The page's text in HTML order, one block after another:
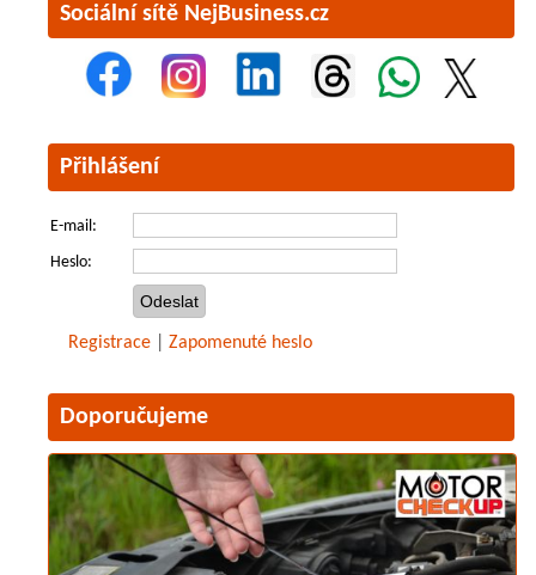
Sociální sítě NejBusiness.cz
Přihlášení
E-mail:
Heslo:
Registrace Zapomenuté heslo
Doporučujeme